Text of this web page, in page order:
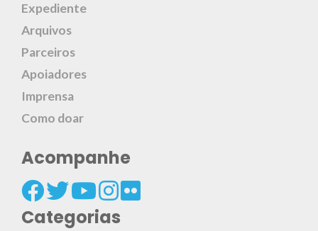
Expediente
Arquivos
Parceiros
Apoiadores
Imprensa
Como doar
Acompanhe
Categorias